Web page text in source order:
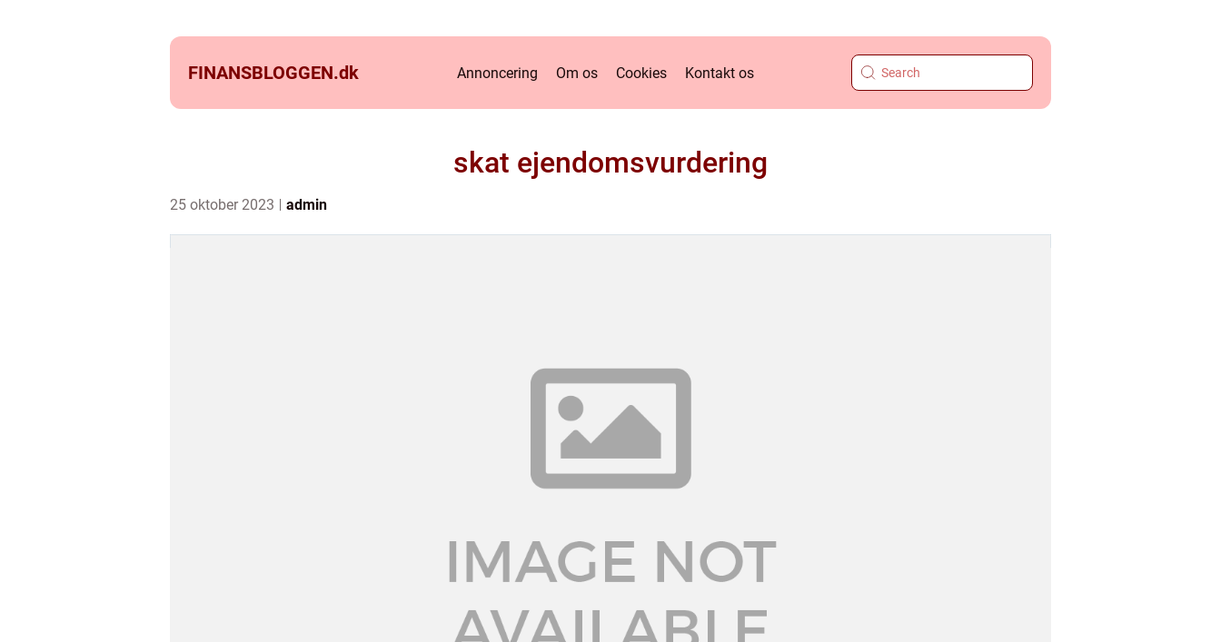
FINANSBLOGGEN.dk Annoncering Om os Cookies Kontakt os
skat ejendomsvurdering
25 oktober 2023 admin